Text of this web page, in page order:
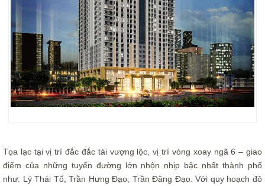
Tọa lạc tại vị trí đắc đắc tài vượng lộc, vị trí vòng xoay ngã 6 – giao
điểm của những tuyến đường lớn nhộn nhịp bậc nhất thành phố
như: Lý Thái Tổ, Trần Hưng Đạo, Trần Đăng Đạo. Với quy hoạch đô